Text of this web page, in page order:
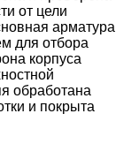
от цели
арматура
для отбора
корпуса
обработана
и покрыта